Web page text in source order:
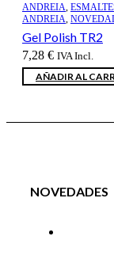
ANDREIA,
ANDREIA,
Gel Polish TR2
7,28 € IVA Incl.
AÑADIR AL
NOVEDADES